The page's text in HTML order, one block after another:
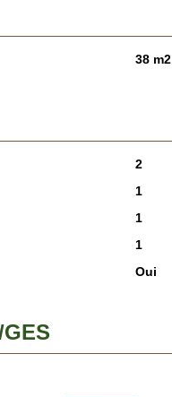
38 m2
2
1
1
1
Oui